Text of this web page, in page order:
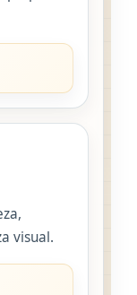
visual.